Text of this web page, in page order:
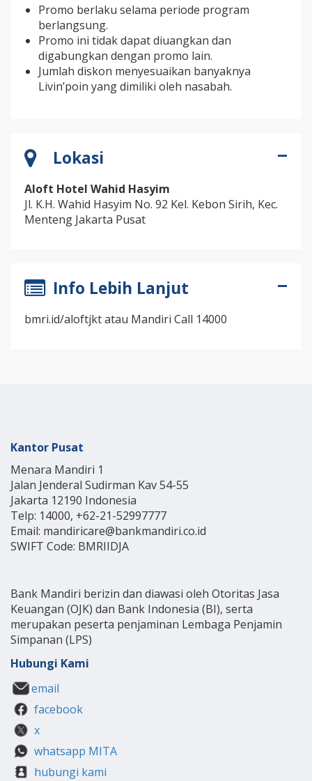
Promo berlaku selama periode program
berlangsung.
Promo ini tidak dapat diuangkan dan
digabungkan dengan promo lain.
Jumlah diskon menyesuaikan banyaknya
Livin’poin yang dimiliki oleh nasabah.
Lokasi
Aloft Hotel Wahid Hasyim
Jl. K.H. Wahid Hasyim No. 92 Kel. Kebon Sirih, Kec.
Menteng Jakarta Pusat
Info Lebih Lanjut
bmri.id/aloftjkt atau Mandiri Call 14000
Kantor Pusat
Menara Mandiri 1
Jalan Jenderal Sudirman Kav 54-55
Jakarta 12190 Indonesia
Telp: 14000, +62-21-52997777
Email: mandiricare@bankmandiri.co.id
SWIFT Code: BMRIIDJA
Bank Mandiri berizin dan diawasi oleh Otoritas Jasa
Keuangan (OJK) dan Bank Indonesia (BI), serta
merupakan peserta penjaminan Lembaga Penjamin
Simpanan (LPS)
Hubungi Kami
email
facebook
x
whatsapp MITA
hubungi kami